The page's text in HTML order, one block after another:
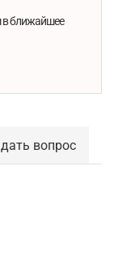
в ближайшее
вопрос